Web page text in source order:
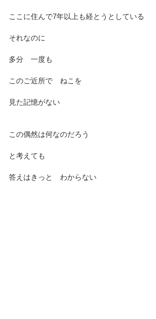
ここに住んで7年以上も経とうとしている
それなのに
多分　一度も
このご近所で　ねこを
見た記憶がない
この偶然は何なのだろう
と考えても
答えはきっと　わからない